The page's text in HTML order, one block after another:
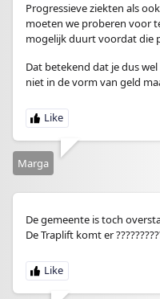
Progressieve ziekten als
moeten we proberen voor
mogelijk duurt voordat die
Dat betekend dat je dus
niet in de vorm van geld
Marga
De gemeente is toch
De Traplift komt er